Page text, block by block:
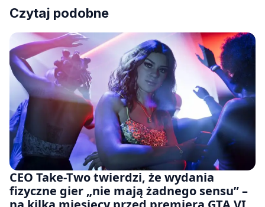
Czytaj podobne
CEO Take-Two twierdzi, że wydania
fizyczne gier „nie mają żadnego sensu” –